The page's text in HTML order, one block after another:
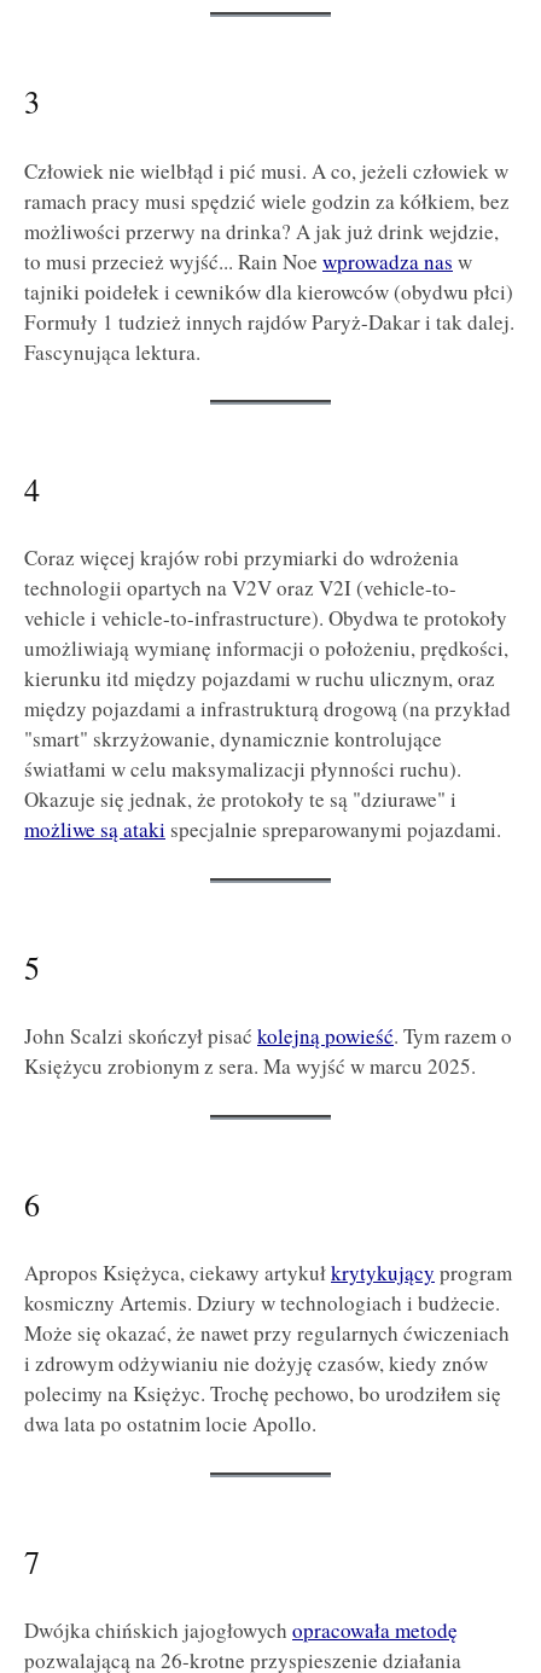
3
Człowiek nie wielbłąd i pić musi. A co, jeżeli człowiek w
ramach pracy musi spędzić wiele godzin za kółkiem, bez
możliwości przerwy na drinka? A jak już drink wejdzie,
to musi przecież wyjść... Rain Noe wprowadza nas w
tajniki poidełek i cewników dla kierowców (obydwu płci)
Formuły 1 tudzież innych rajdów Paryż-Dakar i tak dalej.
Fascynująca lektura.
4
Coraz więcej krajów robi przymiarki do wdrożenia
technologii opartych na V2V oraz V2I (vehicle-to-
vehicle i vehicle-to-infrastructure). Obydwa te protokoły
umożliwiają wymianę informacji o położeniu, prędkości,
kierunku itd między pojazdami w ruchu ulicznym, oraz
między pojazdami a infrastrukturą drogową (na przykład
"smart" skrzyżowanie, dynamicznie kontrolujące
światłami w celu maksymalizacji płynności ruchu).
Okazuje się jednak, że protokoły te są "dziurawe" i
możliwe są ataki specjalnie spreparowanymi pojazdami.
5
John Scalzi skończył pisać kolejną powieść. Tym razem o
Księżycu zrobionym z sera. Ma wyjść w marcu 2025.
6
Apropos Księżyca, ciekawy artykułkrytykujący program
kosmiczny Artemis. Dziury w technologiach i budżecie.
Może się okazać, że nawet przy regularnych ćwiczeniach
i zdrowym odżywianiu nie dożyję czasów, kiedy znów
polecimy na Księżyc. Trochę pechowo, bo urodziłem się
dwa lata po ostatnim locie Apollo.
7
Dwójka chińskich jajogłowych opracowała metodę
pozwalającą na 26-krotne przyspieszenie działania